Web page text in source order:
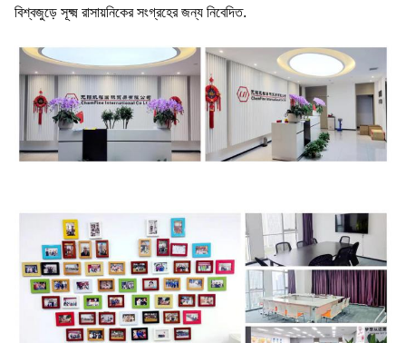
বিশ্বজুড়ে সূক্ষ্ম রাসায়নিকের সংগ্রহের জন্য নিবেদিত.